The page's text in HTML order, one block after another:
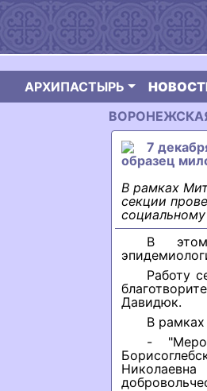
АРХИПАСТЫРЬ
ВОРОНЕЖСКАЯ
7
образец
В рамках
секции
В этом
Работу
Давидюк.
В
-